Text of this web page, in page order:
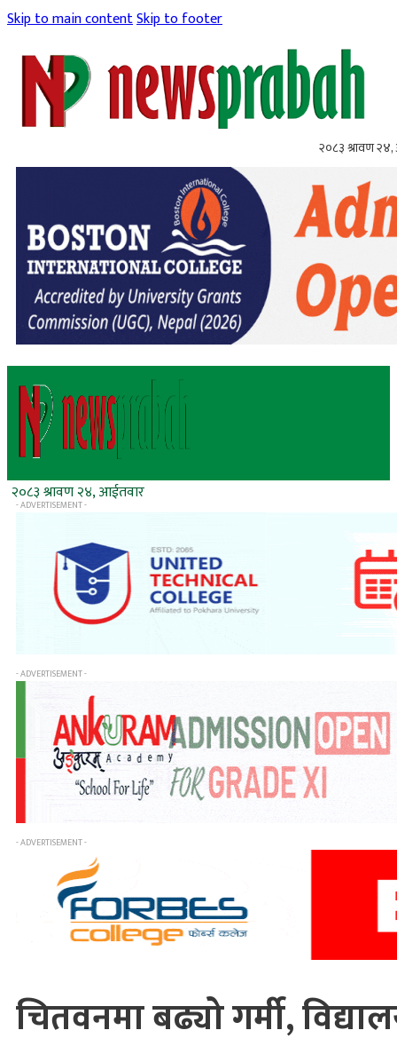
Skip to main contentSkip to footer
२०८३ श्रावण
२०८३ श्रावण २४, आईतवार
- ADVERTISEMENT -
- ADVERTISEMENT -
- ADVERTISEMENT -
चितवनमा बढ्यो गर्मी,